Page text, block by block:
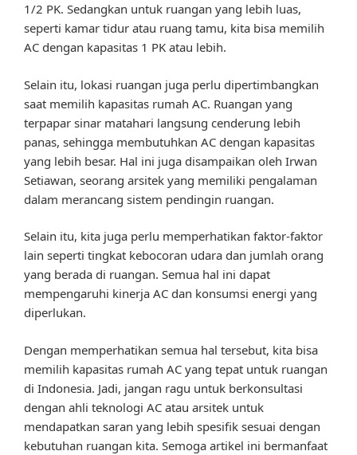
1/2 PK. Sedangkan untuk ruangan yang lebih luas,
seperti kamar tidur atau ruang tamu, kita bisa memilih
AC dengan kapasitas 1 PK atau lebih.
Selain itu, lokasi ruangan juga perlu dipertimbangkan
saat memilih kapasitas rumah AC. Ruangan yang
terpapar sinar matahari langsung cenderung lebih
panas, sehingga membutuhkan AC dengan kapasitas
yang lebih besar. Hal ini juga disampaikan oleh Irwan
Setiawan, seorang arsitek yang memiliki pengalaman
dalam merancang sistem pendingin ruangan.
Selain itu, kita juga perlu memperhatikan faktor-faktor
lain seperti tingkat kebocoran udara dan jumlah orang
yang berada di ruangan. Semua hal ini dapat
mempengaruhi kinerja AC dan konsumsi energi yang
diperlukan.
Dengan memperhatikan semua hal tersebut, kita bisa
memilih kapasitas rumah AC yang tepat untuk ruangan
di Indonesia. Jadi, jangan ragu untuk berkonsultasi
dengan ahli teknologi AC atau arsitek untuk
mendapatkan saran yang lebih spesifik sesuai dengan
kebutuhan ruangan kita. Semoga artikel ini bermanfaat